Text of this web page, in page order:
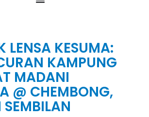
LENSA KESUMA:
KAMPUNG
MADANI
@ CHEMBONG,
SEMBILAN